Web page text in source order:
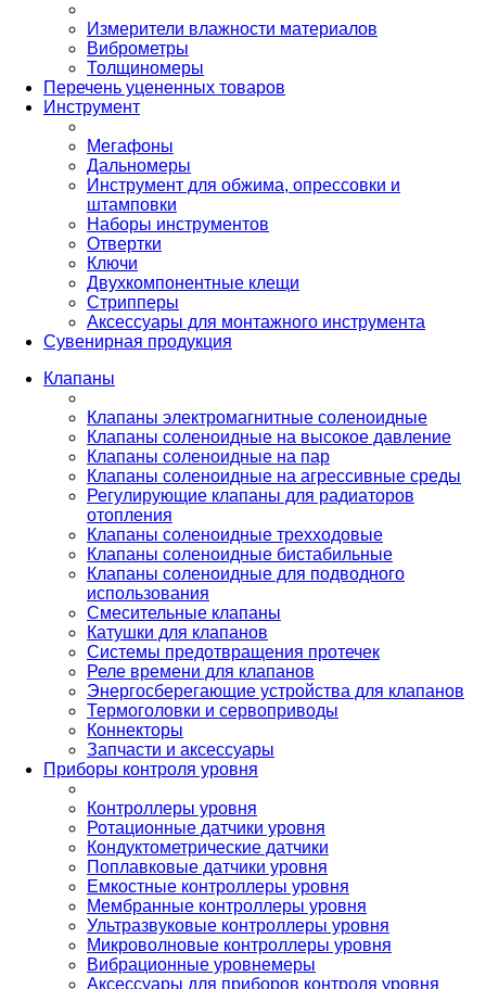
Измерители влажности материалов
Виброметры
Толщиномеры
Перечень уцененных товаров
Инструмент
Мегафоны
Дальномеры
Инструмент для обжима, опрессовки и
штамповки
Наборы инструментов
Отвертки
Ключи
Двухкомпонентные клещи
Стрипперы
Аксессуары для монтажного инструмента
Сувенирная продукция
Клапаны
Клапаны электромагнитные соленоидные
Клапаны соленоидные на высокое давление
Клапаны соленоидные на пар
Клапаны соленоидные на агрессивные среды
Регулирующие клапаны для радиаторов
отопления
Клапаны соленоидные трехходовые
Клапаны соленоидные бистабильные
Клапаны соленоидные для подводного
использования
Смесительные клапаны
Катушки для клапанов
Системы предотвращения протечек
Реле времени для клапанов
Энергосберегающие устройства для клапанов
Термоголовки и сервоприводы
Коннекторы
Запчасти и аксессуары
Приборы контроля уровня
Контроллеры уровня
Ротационные датчики уровня
Кондуктометрические датчики
Поплавковые датчики уровня
Емкостные контроллеры уровня
Мембранные контроллеры уровня
Ультразвуковые контроллеры уровня
Микроволновые контроллеры уровня
Вибрационные уровнемеры
Аксессуары для приборов контроля уровня